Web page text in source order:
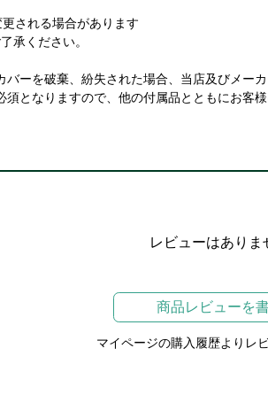
される場合があります
承ください。
ーを破棄、紛失された場合、当店及びメー
となりますので、他の付属品とともにお客様
レビューはありま
商品レビューを書
マイページの購入履歴よりレ